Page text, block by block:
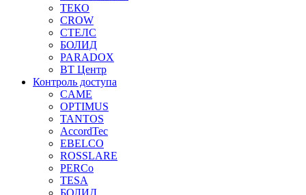
ТЕКО
CROW
СТЕЛС
БОЛИД
PARADOX
ВТ Центр
Контроль доступа
CAME
OPTIMUS
TANTOS
AccordTec
EBELCO
ROSSLARE
PERCo
TESA
БОЛИД